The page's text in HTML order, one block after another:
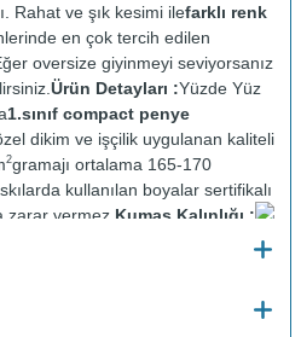
Rahat ve şık kesimi ilefarklı renk
en çok tercih edilen
oversize giyinmeyi seviyorsanız
Ürün Detayları :Yüzde Yüz
1.sınıf compact penye
dikim ve işçilik uygulanan kaliteli
2gramajı ortalama 165-170
kullanılan boyalar sertifikalı
zarar vermez. Kumaş Kalınlığı :
30